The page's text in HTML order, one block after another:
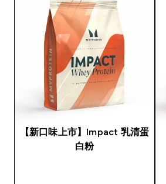
【新口味上市】Impact 乳清蛋
白粉